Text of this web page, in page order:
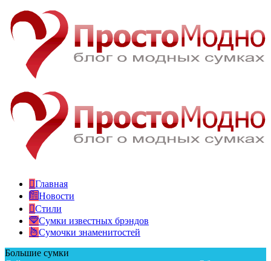
Главная
Новости
Стили
Сумки известных брэндов
Сумочки знаменитостей
Большие сумки